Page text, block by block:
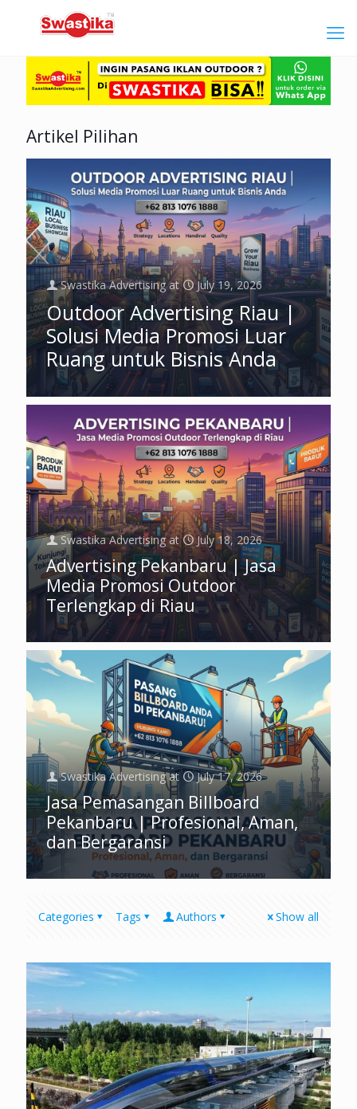
Artikel Pilihan
Swastika Advertising at July 19, 2026
Outdoor Advertising Riau |
Solusi Media Promosi Luar
Ruang untuk Bisnis Anda
Swastika Advertising at July 18, 2026
Advertising Pekanbaru | Jasa
Media Promosi Outdoor
Terlengkap di Riau
Swastika Advertising at July 17, 2026
Jasa Pemasangan Billboard
Pekanbaru | Profesional, Aman,
dan Bergaransi
Categories Tags Authors Show all